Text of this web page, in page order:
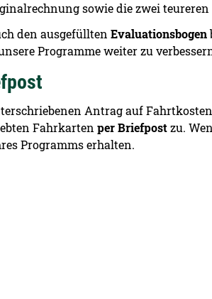
sowie die zwei
den ausgefüllten Evaluationsbogen
Programme weiter zu
Antrag auf
Fahrkarten per Briefpostzu.
Programms erhalten.